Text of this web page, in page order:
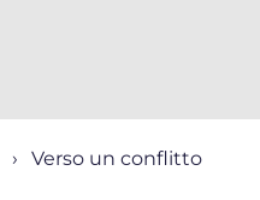
Verso un conflitto